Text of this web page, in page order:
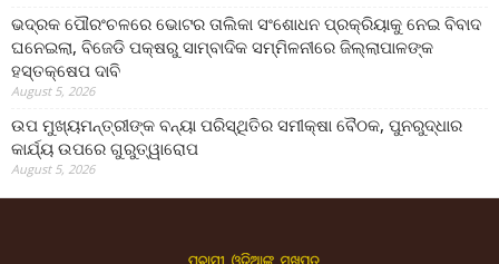
ଭଦ୍ରକ ପୌରଂଚଳରେ ଭୋଟର ତାଲିକା ସଂଶୋଧନ ପ୍ରକ୍ରିୟାକୁ ନେଇ ବିବାଦ
ଘନେଇଲା, ବିଜେଡି ପକ୍ଷରୁ ସାମ୍ବାଦିକ ସମ୍ମିଳନୀରେ ଜିଲ୍ଲାପାଳଙ୍କ
ହସ୍ତକ୍ଷେପ ଦାବି
August 5, 2026
ଉପ ମୁଖ୍ୟମନ୍ତ୍ରୀଙ୍କ ବନ୍ୟା ପରିସ୍ଥିତିର ସମୀକ୍ଷା ବୈଠକ, ପୁନରୁଦ୍ଧାର
କାର୍ଯ୍ୟ ଉପରେ ଗୁରୁତ୍ୱାରୋପ
August 5, 2026